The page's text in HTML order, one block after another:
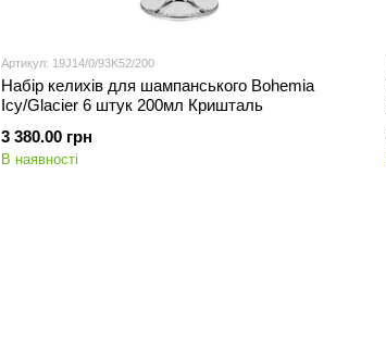
Артикул: 19J14/0/93K52/200
Набір келихів для шампанського Bohemia
Icy/Glacier 6 штук 200мл Кришталь
3 380.00 грн
В наявності